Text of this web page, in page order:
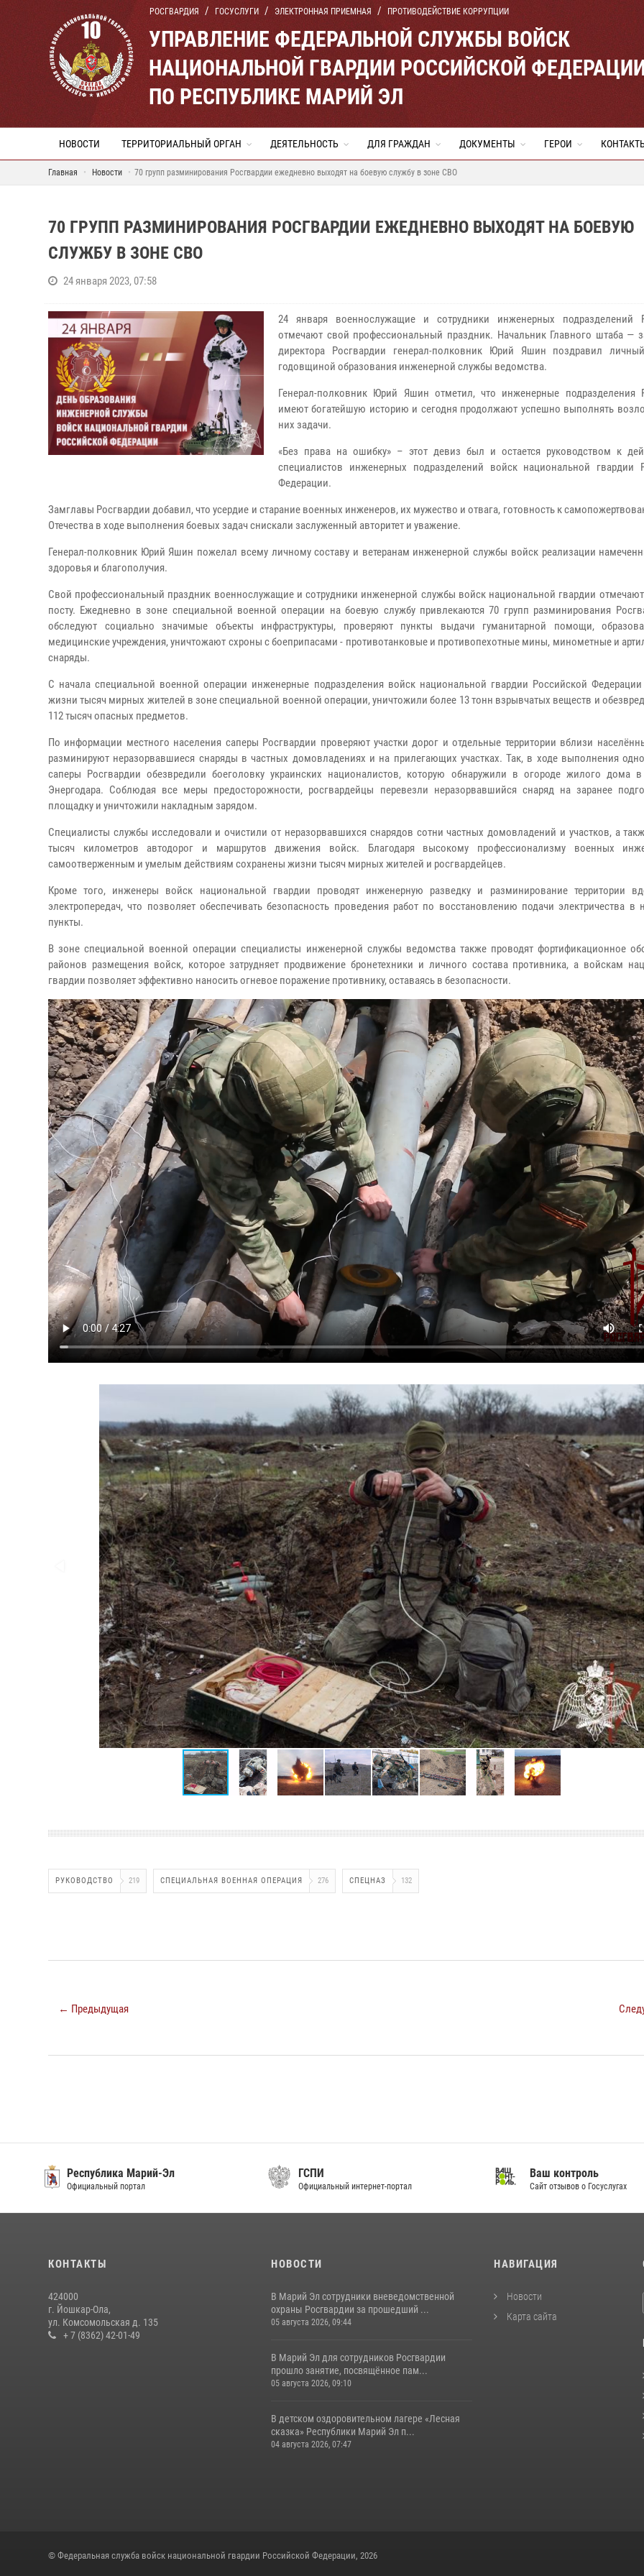
РОСГВАРДИЯ ГОСУСЛУГИ ЭЛЕКТРОННАЯ ПРИЕМНАЯ ПРОТИВОДЕЙСТВИЕ КОРРУПЦИИ
УПРАВЛЕНИЕ ФЕДЕРАЛЬНОЙ СЛУЖБЫ ВОЙСК
НАЦИОНАЛЬНОЙ ГВАРДИИ РОССИЙСКОЙ
ПО РЕСПУБЛИКЕ МАРИЙ ЭЛ
НОВОСТИ ТЕРРИТОРИАЛЬНЫЙ ОРГАН ДЕЯТЕЛЬНОСТЬ ДЛЯ ГРАЖДАН ДОКУМЕНТЫ ГЕРОИ
Главная Новости 70 групп разминирования Росгвардии ежедневно выходят на боевую службу в зоне СВО
70 ГРУПП РАЗМИНИРОВАНИЯ РОСГВАРДИИ ЕЖЕДНЕВНО ВЫХОДЯТ НА БОЕВУЮ
СЛУЖБУ В ЗОНЕ СВО
24 января 2023, 07:58
24 января военнослужащие и сотрудники инженерных подразделений
отмечают свой профессиональный праздник. Начальник Главного штаба —
директора Росгвардии генерал-полковник Юрий Яшин поздравил
годовщиной образования инженерной службы ведомства.
Генерал-полковник Юрий Яшин отметил, что инженерные подразделения
имеют богатейшую историю и сегодня продолжают успешно выполнять
них задачи.
«Без права на ошибку» – этот девиз был и остается руководством к
специалистов инженерных подразделений войск национальной гвардии
Федерации.
Замглавы Росгвардии добавил, что усердие и старание военных инженеров, их мужество и отвага, готовность к
Отечества в ходе выполнения боевых задач снискали заслуженный авторитет и уважение.
Генерал-полковник Юрий Яшин пожелал всему личному составу и ветеранам инженерной службы войск реализации
здоровья и благополучия.
Свой профессиональный праздник военнослужащие и сотрудники инженерной службы войск национальной гвардии
посту. Ежедневно в зоне специальной военной операции на боевую службу привлекаются 70 групп разминирования
обследуют социально значимые объекты инфраструктуры, проверяют пункты выдачи гуманитарной помощи,
медицинские учреждения, уничтожают схроны с боеприпасами - противотанковые и противопехотные мины, минометные и
снаряды.
С начала специальной военной операции инженерные подразделения войск национальной гвардии Российской Федерации
жизни тысяч мирных жителей в зоне специальной военной операции, уничтожили более 13 тонн взрывчатых веществ и
112 тысяч опасных предметов.
По информации местного населения саперы Росгвардии проверяют участки дорог и отдельные территории вблизи
разминируют неразорвавшиеся снаряды в частных домовладениях и на прилегающих участках. Так, в ходе выполнения
саперы Росгвардии обезвредили боеголовку украинских националистов, которую обнаружили в огороде жилого дома в
Энергодара. Соблюдая все меры предосторожности, росгвардейцы перевезли неразорвавшийся снаряд на заранее
площадку и уничтожили накладным зарядом.
Специалисты службы исследовали и очистили от неразорвавшихся снарядов сотни частных домовладений и участков, а
тысяч километров автодорог и маршрутов движения войск. Благодаря высокому профессионализму военных
самоотверженным и умелым действиям сохранены жизни тысяч мирных жителей и росгвардейцев.
Кроме того, инженеры войск национальной гвардии проводят инженерную разведку и разминирование территории
электропередач, что позволяет обеспечивать безопасность проведения работ по восстановлению подачи электричества в
пункты.
В зоне специальной военной операции специалисты инженерной службы ведомства также проводят фортификационное
районов размещения войск, которое затрудняет продвижение бронетехники и личного состава противника, а войскам
гвардии позволяет эффективно наносить огневое поражение противнику, оставаясь в безопасности.
РУКОВОДСТВО 219 СПЕЦИАЛЬНАЯ ВОЕННАЯ ОПЕРАЦИЯ 276 СПЕЦНАЗ 132
← Предыдущая
Республика Марий-Эл
Официальный портал
ГСПИ
Официальный интернет-портал
Ваш контроль
Сайт отзывов о Госуслугах
КОНТАКТЫ
424000
г. Йошкар-Ола,
ул. Комсомольская д. 135
+ 7 (8362) 42-01-49
НОВОСТИ
В Марий Эл сотрудники вневедомственной
охраны Росгвардии за прошедший ...
05 августа 2026, 09:44
В Марий Эл для сотрудников Росгвардии
прошло занятие, посвящённое пам...
05 августа 2026, 09:10
В детском оздоровительном лагере «Лесная
сказка» Республики Марий Эл п...
04 августа 2026, 07:47
НАВИГАЦИЯ
Новости
Карта сайта
© Федеральная служба войск национальной гвардии Российской Федерации, 2026